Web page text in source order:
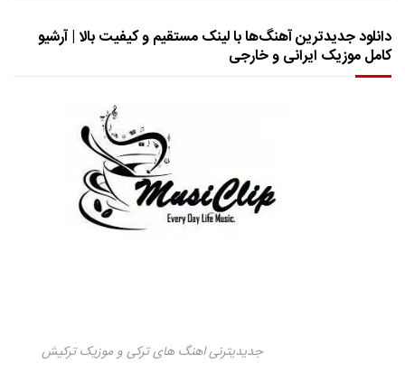
دانلود جدیدترین آهنگ‌ها با لینک مستقیم و کیفیت بالا | آرشیو
کامل موزیک ایرانی و خارجی
جدیدیترنی اهنگ های ترکی و موزیک ترکیش